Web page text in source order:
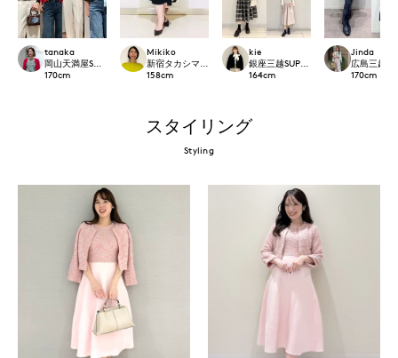
tanaka
岡山天満屋SUPERIORCLOSET
170cm
Mikiko
新宿タカシマヤSUPERIOR CLOSET
158cm
kie
銀座三越SUPERIOR CLOSET GINZA
164cm
Jinda
広島三越
170cm
スタイリング
Styling